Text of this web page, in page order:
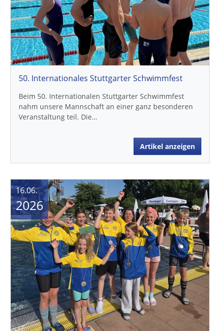
Artikel anzeigen
Tolle Leistungen beim 16. Sendercup in Mühlacker
Beim 16. Sendercup am 06.-07.06.2026) in Mühlacker
gingen neun unserer Nachwuchsschwimmerinnen und
-schwimmer an den Start. Der…
Artikel anzeigen
2026